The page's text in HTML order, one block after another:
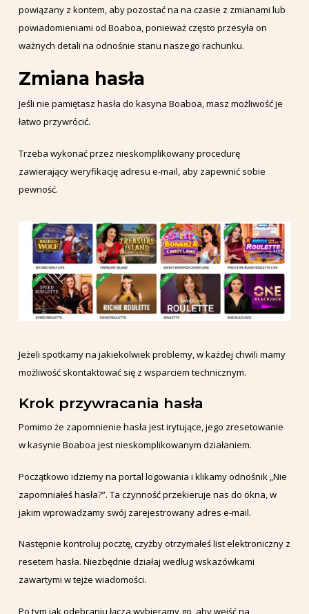
powiązany z kontem, aby pozostać na na czasie z zmianami lub
powiadomieniami od Boaboa, ponieważ często przesyła on
ważnych detali na odnośnie stanu naszego rachunku.
Zmiana hasła
Jeśli nie pamiętasz hasła do kasyna Boaboa, masz możliwość je
łatwo przywrócić.
Trzeba wykonać przez nieskomplikowany procedurę
zawierający weryfikację adresu e-mail, aby zapewnić sobie
pewność.
Jeżeli spotkamy na jakiekolwiek problemy, w każdej chwili mamy
możliwość skontaktować się z wsparciem technicznym.
Krok przywracania hasła
Pomimo że zapomnienie hasła jest irytujące, jego zresetowanie
w kasynie Boaboa jest nieskomplikowanym działaniem.
Początkowo idziemy na portal logowania i klikamy odnośnik „Nie
zapomniałeś hasła?”. Ta czynność przekieruje nas do okna, w
jakim wprowadzamy swój zarejestrowany adres e-mail.
Następnie kontroluj pocztę, czyżby otrzymałeś list elektroniczny z
resetem hasła. Niezbędnie działaj według wskazówkami
zawartymi w tejże wiadomości.
Po tym jak odebraniu łącza wybieramy go, aby wejść na